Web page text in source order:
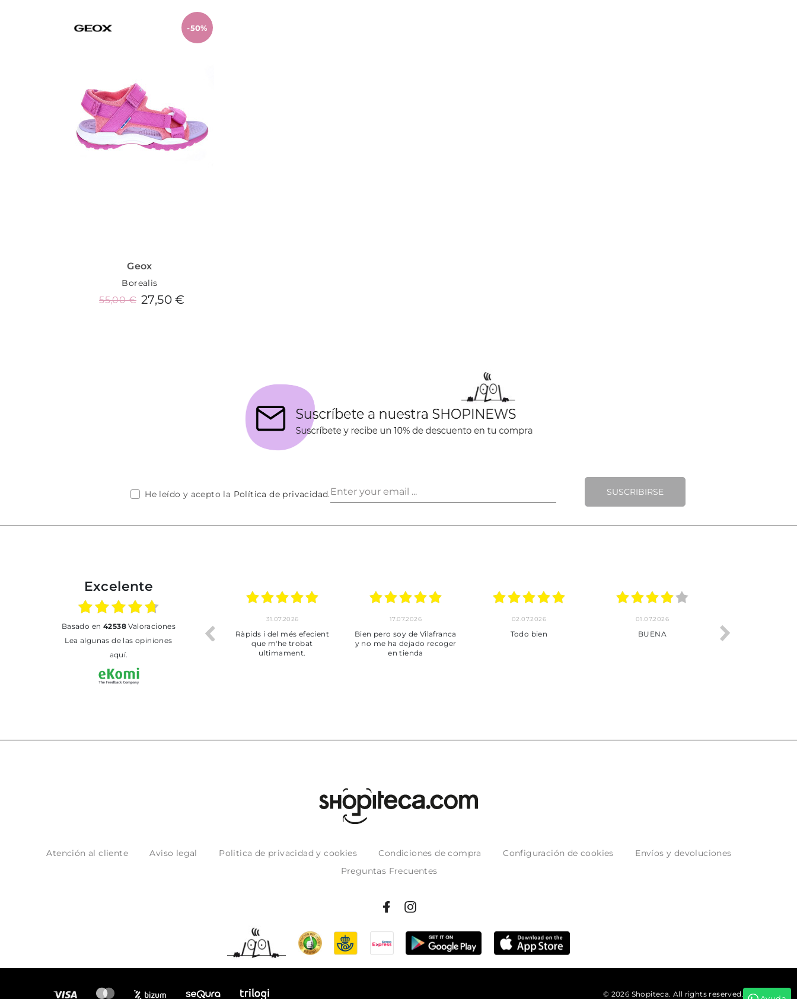
-50%
Geox
Borealis
27,50 €
55,00 €
SUSCRIBIRSE
He leído y acepto la Política de privacidad.
Excelente
basado en 42538Valoraciones
Lea algunas de las opiniones
aquí.
30.06.2026
Tot perfecte
24.06.2026
***
23.06.2026
Pedido hecho, pedido
22.06.2026
Servicio muy completo
Atención al cliente Aviso legal Politica de privacidad y cookies Condiciones de compra Configuración de cookies
Envíos y devoluciones
Preguntas Frecuentes
© 2026 Shopiteca. All rights reserved.